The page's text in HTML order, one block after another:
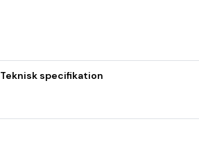
Teknisk specifikation